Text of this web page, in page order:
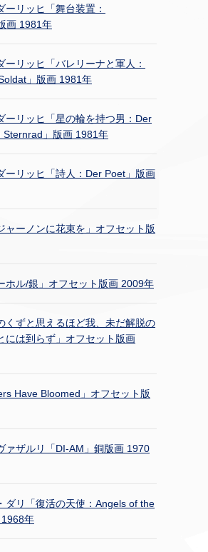
ーリッヒ「舞台装置：
画 1981年
ーリッヒ「バレリーナと軍人：
」版画 1981年
ーリッヒ「星の輪を持つ男：Der
Sternrad」版画 1981年
ーリッヒ「詩人：Der Poet」版画
ャーノンに花束を」オフセット版
ホル/銀」オフセット版画 2009年
くずと思えるほど我、未だ解脱の
には到らず」オフセット版画
Have Bloomed」オフセット版
ァザルリ「DI-AM」銅版画 1970
ダリ「復活の天使：Angels of the
年